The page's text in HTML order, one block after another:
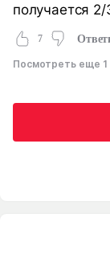
получается
7
Посмотреть еще 1